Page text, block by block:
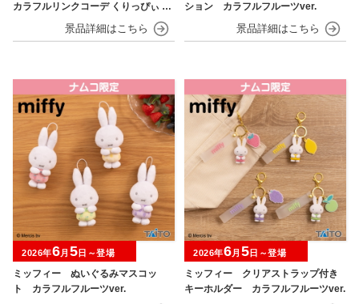
カラフルリンクコーデ くりっぴぃ ぬ
ション カラフルフルーツver.
ミッフィー ぬいぐるみマスコッ
ト カラフルフルーツver.
2026年6月 5日～登場
ミッフィー クリアストラップ付き
キーホルダー カラフルフルーツver.
2026年6月 5日～登場